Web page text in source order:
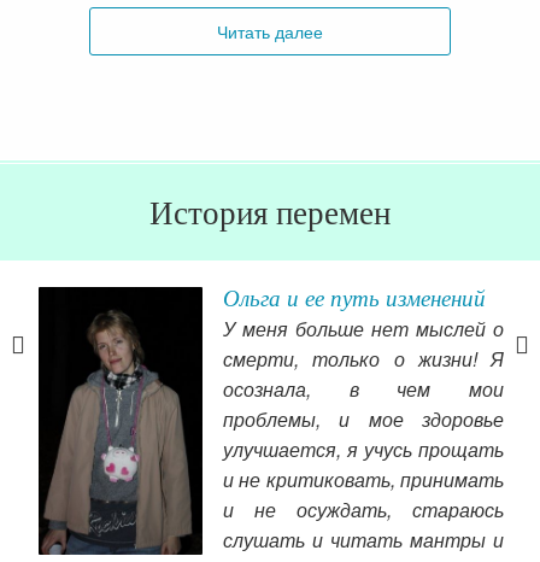
Читать далее
История перемен
Ольга и ее путь изменений
У меня больше нет мыслей о
смерти, только о жизни! Я
осознала, в чем мои
проблемы, и мое здоровье
улучшается, я учусь прощать
и не критиковать, принимать
и не осуждать, стараюсь
слушать и читать мантры и